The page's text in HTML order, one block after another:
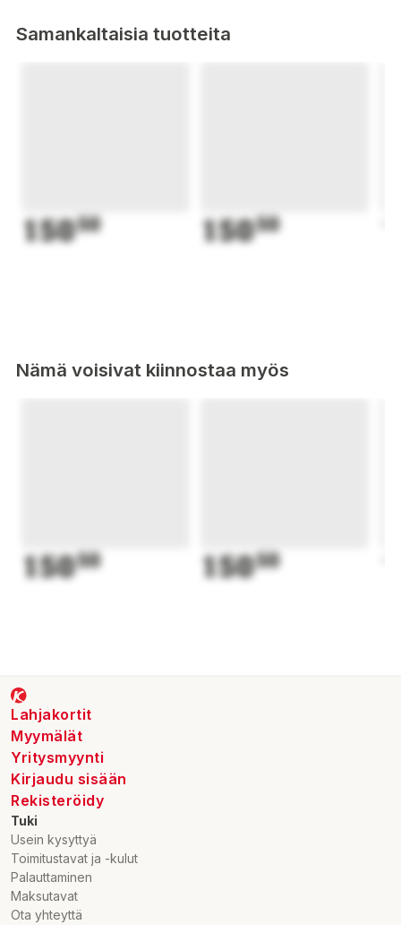
Samankaltaisia tuotteita
15050 15050
Nämä voisivat kiinnostaa myös
15050 15050
Lahjakortit
Myymälät
Yritysmyynti
Kirjaudu sisään
Rekisteröidy
Tuki
Usein kysyttyä
Toimitustavat ja -kulut
Palauttaminen
Maksutavat
Ota yhteyttä